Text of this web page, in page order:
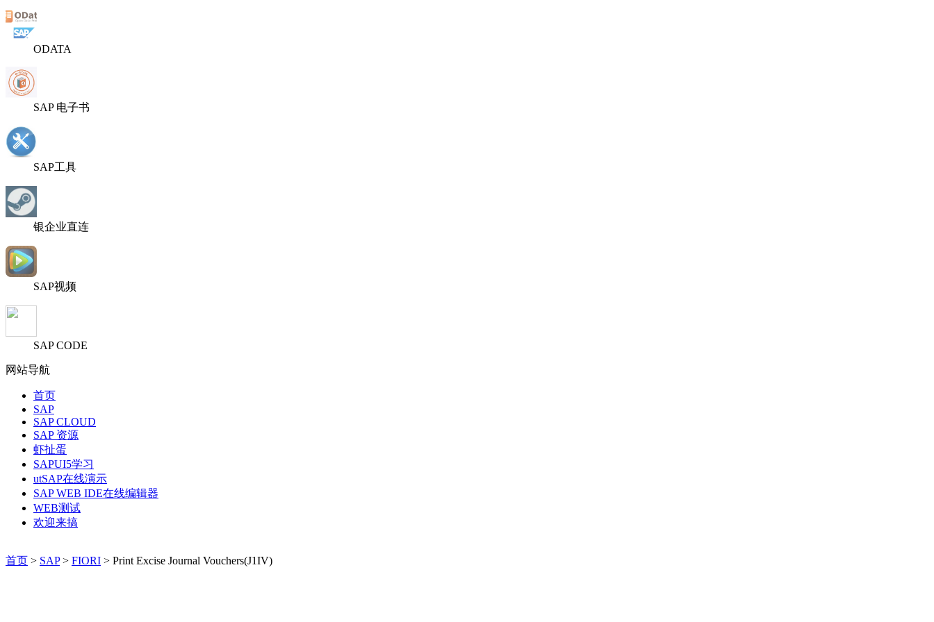
ODATA
SAP 电子书
SAP工具
银企业直连
SAP视频
SAP CODE
网站导航
首页
SAP
SAP CLOUD
SAP 资源
虾扯蛋
SAPUI5学习
utSAP在线演示
SAP WEB IDE在线编辑器
WEB测试
欢迎来搞
首页 > SAP> FIORI > Print Excise Journal Vouchers(J1IV)